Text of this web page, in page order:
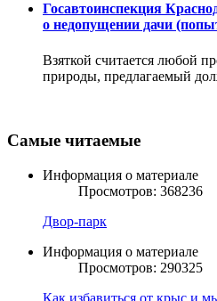
Госавтоинспекция
о недопущении дачи
Взяткой считается любой
природы, предлагаемый
Самые читаемые
Информация о материале
Просмотров: 368236
Двор-парк
Информация о материале
Просмотров: 290325
Как избавиться от крыс и